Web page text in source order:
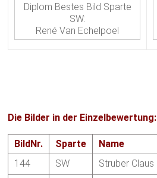
Diplom Bestes Bild Sparte
SW:
René Van Echelpoel
Die Bilder in der Einzelbewertung:
BildNr. Sparte Name
144
SW Struber Claus